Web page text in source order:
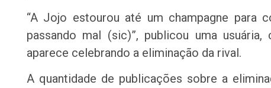
“A Jojo estourou até um champagne para
passando mal (sic)”, publicou uma
aparece celebrando a eliminação da rival.
A quantidade de publicações sobre a